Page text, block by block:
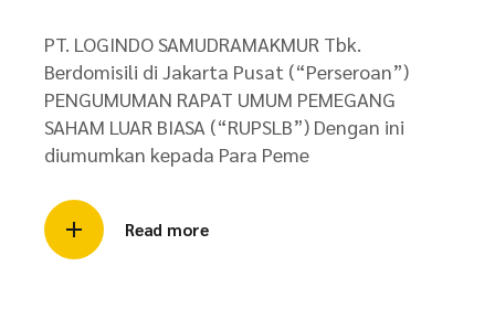
PT. LOGINDO SAMUDRAMAKMUR Tbk.
Berdomisili di Jakarta Pusat (“Perseroan”)
PENGUMUMAN RAPAT UMUM PEMEGANG
SAHAM LUAR BIASA (“RUPSLB”) Dengan ini
diumumkan kepada Para Peme
Read more